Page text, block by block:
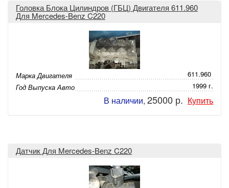
Головка Блока Цилиндров (ГБЦ) Двигателя 611.960
Для Mercedes-Benz C220
Марка Двигателя
611.960
Год Выпуска Авто
1999 г.
В наличии, 25000 р. Купить
Датчик Для Mercedes-Benz C220